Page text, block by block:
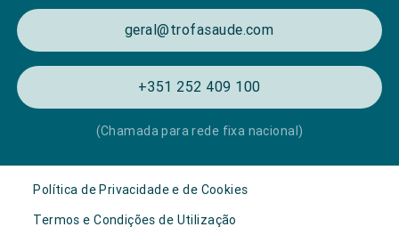
geral@trofasaude.com
+351 252 409 100
(Chamada para rede fixa nacional)
Política de Privacidade e de Cookies
Termos e Condições de Utilização